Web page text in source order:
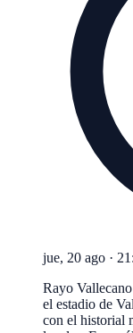
jue, 20 ago ·
Rayo
el estadio de
con el historial